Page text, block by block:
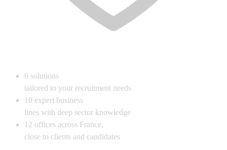
6 solutions
tailored to your recruitment needs
10 expert business
lines with deep sector knowledge
12 offices across France,
close to clients and candidates